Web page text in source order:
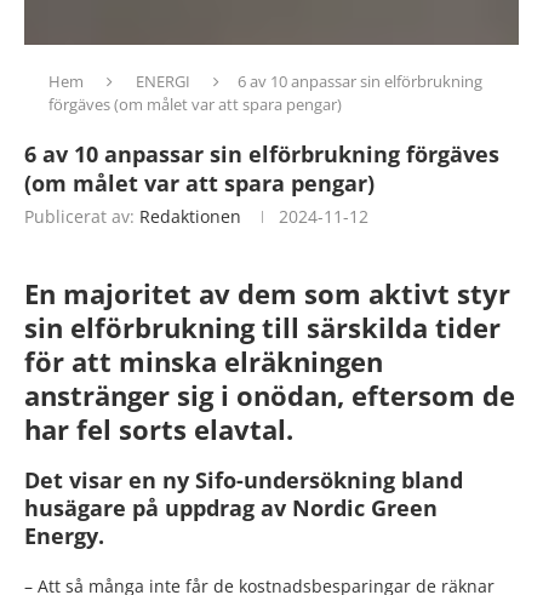
Hem ENERGI
6 av 10 anpassar sin elförbrukning
förgäves (om målet var att spara pengar)
6 av 10 anpassar sin elförbrukning förgäves
(om målet var att spara pengar)
Publicerat av: Redaktionen 2024-11-12
En majoritet av dem som aktivt styr
sin elförbrukning till särskilda tider
för att minska elräkningen
anstränger sig i onödan, eftersom de
har fel sorts elavtal.
Det visar en ny Sifo-undersökning bland
husägare på uppdrag av Nordic Green
Energy.
– Att så många inte får de kostnadsbesparingar de räknar